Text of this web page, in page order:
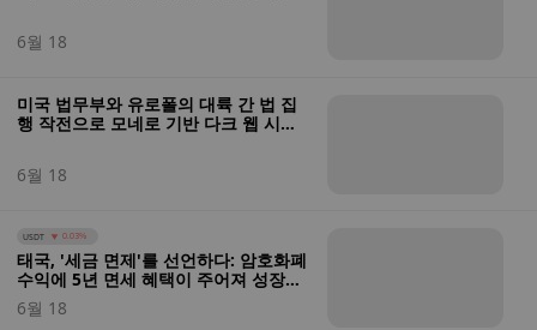
6월 18
미국 법무부와 유로폴의 대륙 간 법 집
행 작전으로 모네로 기반 다크 웹 시장
6월 18
USDT 0.03%
태국, '세금 면제'를 선언하다: 암호화폐
수익에 5년 면세 혜택이 주어져 성장과
감독의 균형을 맞출 수 있게 되었습니
다.
6월 18